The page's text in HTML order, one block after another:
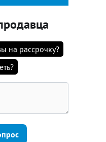
на рассрочку?